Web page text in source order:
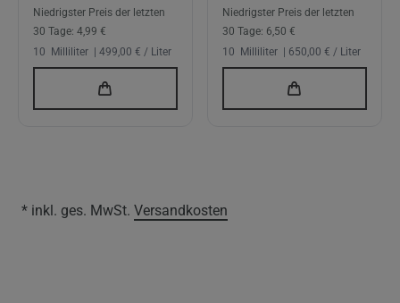
Niedrigster Preis der letzten
30 Tage: 4,99 €
10
Milliliter | 499,00 € / Liter
Niedrigster Preis der letzten
30 Tage: 6,50 €
10
Milliliter | 650,00 € / Liter
* inkl. ges. MwSt. Versandkosten